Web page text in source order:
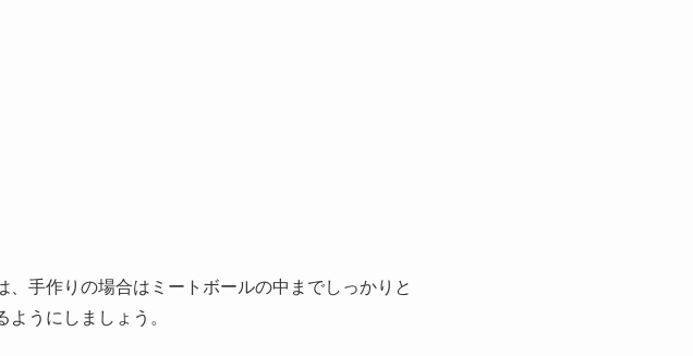
、手作りの場合はミートボールの中までしっかりと
うにしましょう。